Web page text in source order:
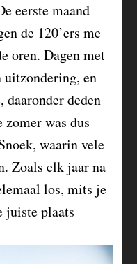
eerste maand
de 120’ers me
oren. Dagen met
uitzondering, en
daaronder deden
was dus
waarin vele
Zoals elk jaar na
los, mits je
juiste plaats